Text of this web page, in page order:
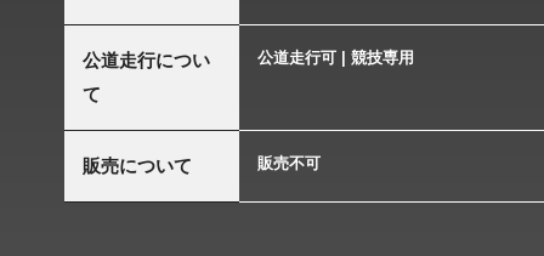
公道走行につい
て
公道走行可 | 競技専用
販売について 販売不可